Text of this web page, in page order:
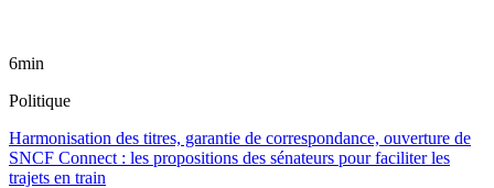
6min
Politique
Harmonisation des titres, garantie de correspondance, ouverture de
SNCF Connect : les propositions des sénateurs pour faciliter les
trajets en train